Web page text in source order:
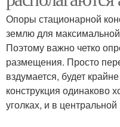
Арка для дачи
Арки в ландшафтном
Опоры стационарной
землю для
Поэтому важно четко
размещения. Просто
вздумается, будет
конструкция одинаково
уголках, и в центральной